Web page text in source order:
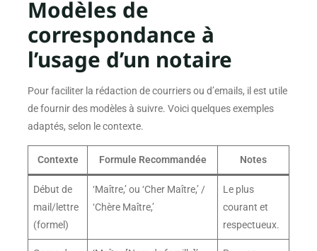
Modèles de
correspondance à
l’usage d’un notaire
Pour faciliter la rédaction de courriers ou d’emails, il est utile
de fournir des modèles à suivre. Voici quelques exemples
adaptés, selon le contexte.
Contexte Formule Recommandée Notes
Début de
mail/lettre
(formel)
‘Maître,’ ou ‘Cher Maître,’ /
‘Chère Maître,’
Le plus
courant et
respectueux.